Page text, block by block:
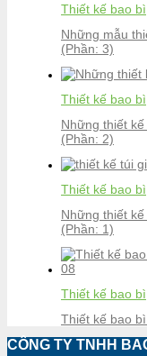
Thiết kế bao bì
Những mẫu
(Phần: 3)
Thiết kế bao bì
Những thiết
(Phần: 2)
Thiết kế bao bì
Những thiết
(Phần: 1)
Thiết kế bao bì
Thiết kế bao
CÔNG TY TNHH